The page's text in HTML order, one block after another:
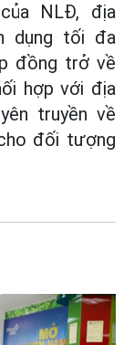
NLĐ, địa
dụng tối đa
đồng trở về
hợp với địa
truyền về
đối tượng